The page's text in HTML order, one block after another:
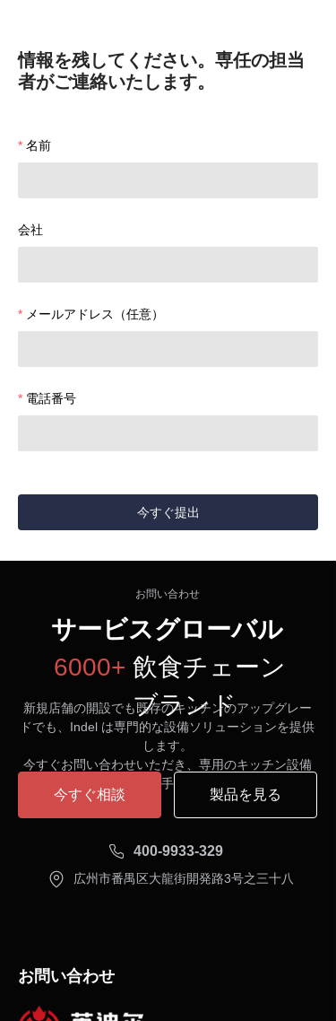
情報を残してください。専任の担当
者がご連絡いたします。
名前
会社
メールアドレス（任意）
電話番号
今すぐ提出
お問い合わせ
サービスグローバル
飲食チェーン
ブランド
新規店舗の開設でも既存のキッチンのアップグレー
ドでも、Indel は専門的な設備ソリューションを提供
します。
今すぐお問い合わせいただき、専用のキッチン設備
構成プランを入手してください。
今すぐ相談 製品を見る
400-9933-329
広州市番禺区大龍街開発路3号之三十八
6000+
お問い合わせ